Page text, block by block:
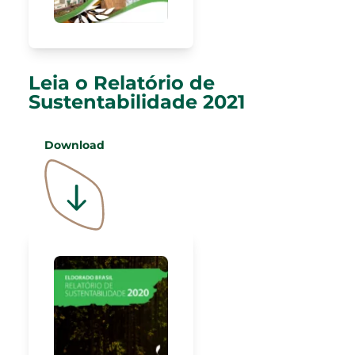
Leia o Relatório de
Sustentabilidade 2021
Download